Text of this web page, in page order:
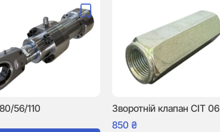
56/110
Зворотній клапан CIT 06
850 ₴